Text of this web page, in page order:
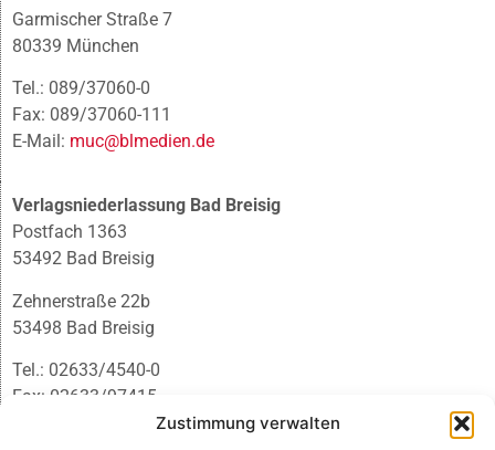
Zustimmung verwalten
Garmischer Straße 7
80339 München
Tel.: 089/37060-0
Fax: 089/37060-111
E-Mail: muc@blmedien.de
Verlagsniederlassung Bad Breisig
Postfach 1363
53492 Bad Breisig
Zehnerstraße 22b
53498 Bad Breisig
Tel.: 02633/4540-0
Fax: 02633/97415
infobb@blmedien.de